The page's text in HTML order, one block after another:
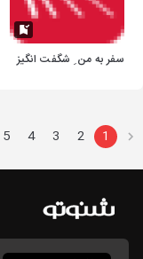
سفر به من ِ شگفت انگیز
1
2
3
4
5